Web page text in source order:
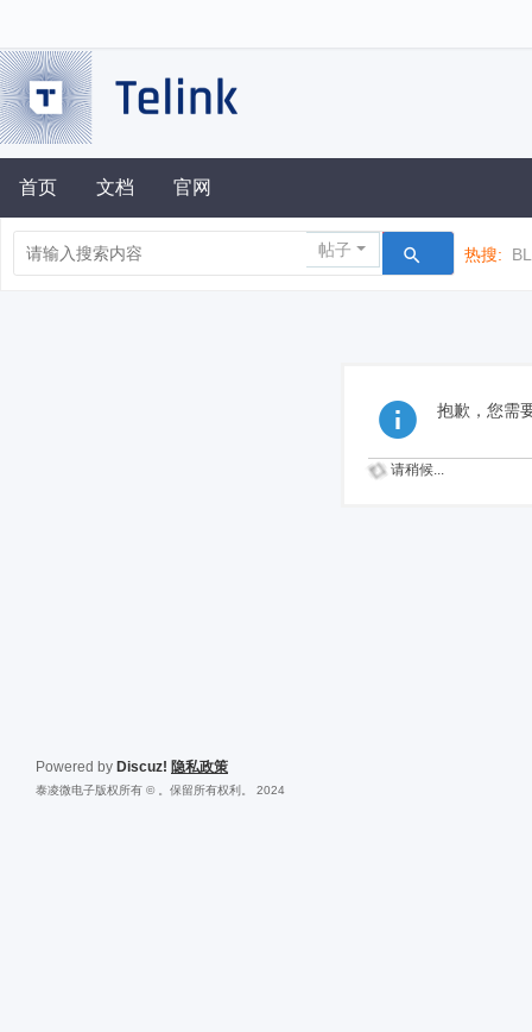
首页 文档 官网
帖子 热搜:
抱歉，您需
请稍候...
Powered by Discuz! 隐私政策
泰凌微电子版权所有 © 。保留所有权利。 2024